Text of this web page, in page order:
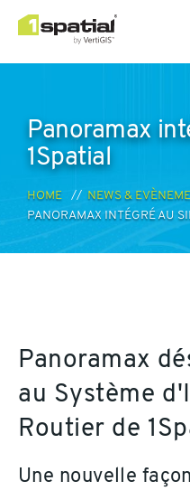
Panoramax
1Spatial
HOME
NEWS &
PANORAMAX INTÉGRÉ AU
Panoramax
au Système
Routier de
Une nouvelle